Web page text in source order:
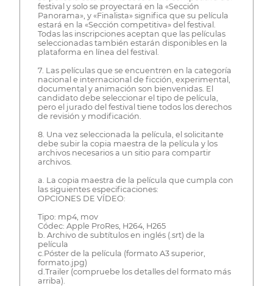
festival y solo se proyectará en la «Sección
Panorama», y «Finalista» significa que su película
estará en la «Sección competitiva» del festival.
Todas las inscripciones aceptan que las películas
seleccionadas también estarán disponibles en la
plataforma en línea del festival.
7. Las películas que se encuentren en la categoría
nacional e internacional de ficción, experimental,
documental y animación son bienvenidas. El
candidato debe seleccionar el tipo de película,
pero el jurado del festival tiene todos los derechos
de revisión y modificación.
8. Una vez seleccionada la película, el solicitante
debe subir la copia maestra de la película y los
archivos necesarios a un sitio para compartir
archivos.
a. La copia maestra de la película que cumpla con
las siguientes especificaciones:
OPCIONES DE VÍDEO:
Tipo: mp4, mov
Códec: Apple ProRes, H264, H265
b. Archivo de subtítulos en inglés (.srt) de la
película
c.Póster de la película (formato A3 superior,
formato.jpg)
d.Trailer (compruebe los detalles del formato más
arriba).